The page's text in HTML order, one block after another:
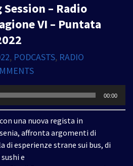
– Radio
VI – Puntata
, PODCASTS, RADIO
00:00
una nuova regista in
affronta argomenti di
di esperienze strane sui bus, di
e